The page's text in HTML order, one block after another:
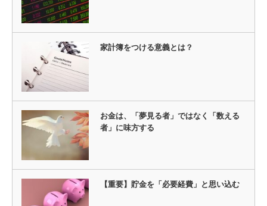
家計簿をつける意義とは？
お金は、「夢見る者」ではなく「数える
者」に味方する
【重要】貯金を「必要経費」と思い込む